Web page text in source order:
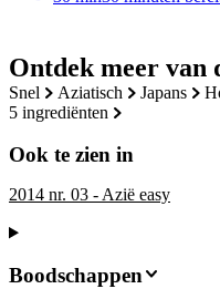
Ontdek meer van
snel aziatisch japans
5 ingrediënten
Ook te zien in
2014 nr. 03 - Azië easy
Boodschappen